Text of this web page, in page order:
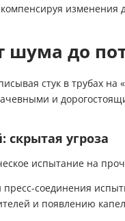
изменения
шума до
стук в трубах на
и
скрытая угроза
испытание на
соединения
и появлению
Химический
источника
Имя
Телефон
в
Телефон
Мы
Выберите